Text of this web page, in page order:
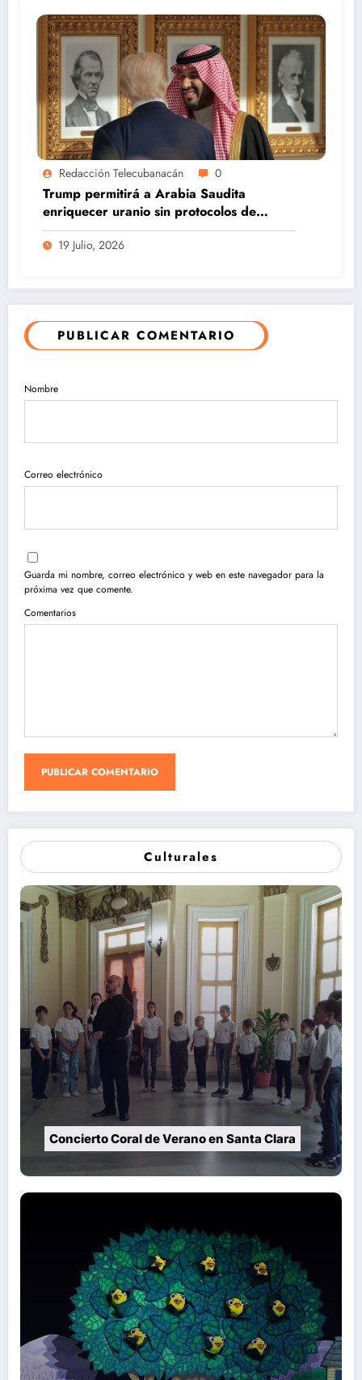
Redacción Telecubanacán 0
Trump permitirá a Arabia Saudita
enriquecer uranio sin protocolos de
seguridad, según CNN
19 Julio, 2026
PUBLICAR COMENTARIO
Nombre
Correo electrónico
Guarda mi nombre, correo electrónico y web en este navegador para la
próxima vez que comente.
Comentarios
Culturales
Concierto Coral de Verano en Santa Clara